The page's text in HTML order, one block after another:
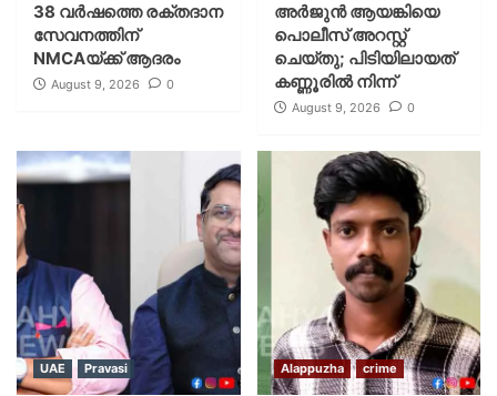
38 വർഷത്തെ രക്തദാന
സേവനത്തിന്
NMCAയ്ക്ക് ആദരം
August 9, 2026 0
അർജുൻ ആയങ്കിയെ
പൊലീസ് അറസ്റ്റ്
ചെയ്‌തു; പിടിയിലായത്
കണ്ണൂരിൽ നിന്ന്
August 9, 2026 0
UAE Pravasi Alappuzha crime